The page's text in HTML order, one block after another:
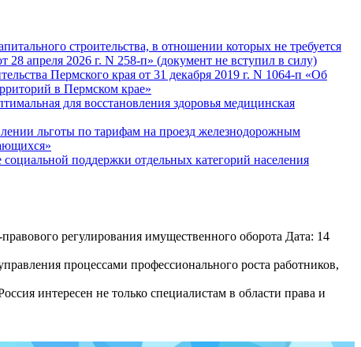
строительства, в отношении которых не требуется
28 апреля 2026 г. N 258-п» (документ не вступил в силу)
Пермского края от 31 декабря 2019 г. N 1064-п «Об
в Пермском крае»
для восстановления здоровья медицинская
льготы по тарифам на проезд железнодорожным
поддержки отдельных категорий населения
регулирования имущественного оборота Дата: 14
процессами профессионального роста работников,
интересен не только специалистам в области права и